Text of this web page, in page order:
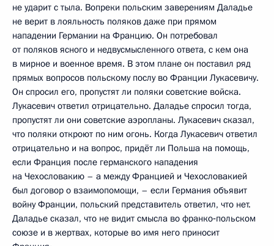
не ударит с тыла. Вопреки польским заверениям Даладье
не верит в лояльность поляков даже при прямом
нападении Германии на Францию. Он потребовал
от поляков ясного и недвусмысленного ответа, с кем она
в мирное и военное время. В этом плане он поставил ряд
прямых вопросов польскому послу во Франции Лукасевичу.
Он спросил его, пропустят ли поляки советские войска.
Лукасевич ответил отрицательно. Даладье спросил тогда,
пропустят ли они советские аэропланы. Лукасевич сказал,
что поляки откроют по ним огонь. Когда Лукасевич ответил
отрицательно и на вопрос, придёт ли Польша на помощь,
если Франция после германского нападения
на Чехословакию – а между Францией и Чехословакией
был договор о взаимопомощи, – если Германия объявит
войну Франции, польский представитель ответил, что нет.
Даладье сказал, что не видит смысла во франко‑польском
союзе и в жертвах, которые во имя него приносит